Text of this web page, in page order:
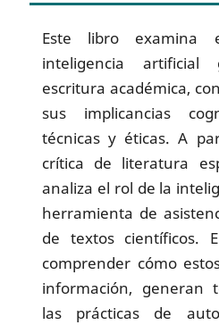
Este libro
inteligencia
escritura académica,
sus implicancias
técnicas y éticas. A
crítica de literatura
analiza el rol de la
herramienta de
de textos científicos.
comprender cómo
información, generan
las prácticas de